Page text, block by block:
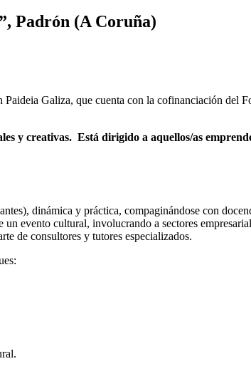
Padrón (A Coruña)
Galiza, que cuenta con la cofinanciación del
y creativas. Está dirigido a aquellos/as
dinámica y práctica, compaginándose con
un evento cultural, involucrando a sectores
de consultores y tutores especializados.